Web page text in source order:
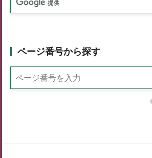
ページ番号から探す